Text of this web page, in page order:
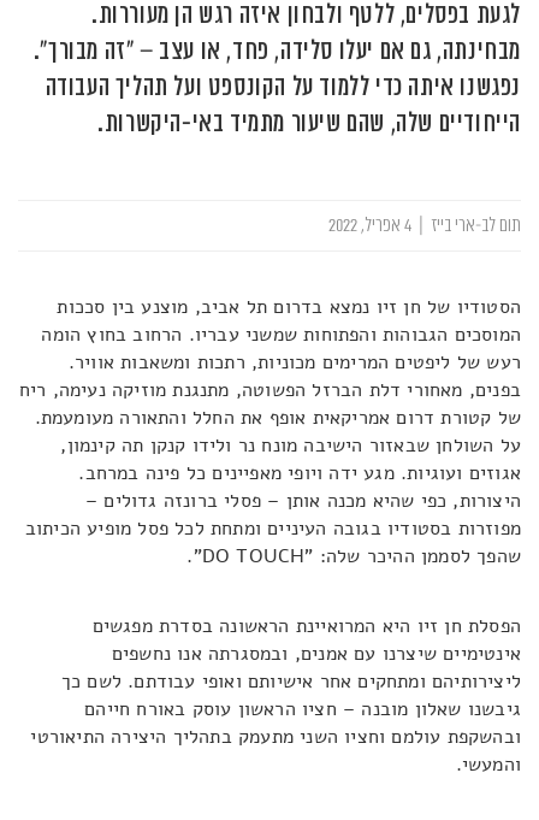
לגעת בפסלים, ללטף ולבחון איזה רגש הן מעוררות.
מבחינתה, גם אם יעלו סלידה, פחד, או עצב – "זה מבורך".
נפגשנו איתה כדי ללמוד על הקונספט ועל תהליך העבודה
הייחודיים שלה, שהם שיעור מתמיד באי-היקשרות.
תום לב-ארי בייז
הסטודיו של חן זיו נמצא בדרום תל אביב, מוצנע בין סככות
המוסכים הגבוהות והפתוחות שמשני עבריו. הרחוב בחוץ הומה
רעש של ליפטים המרימים מכוניות, רתכות ומשאבות אוויר.
בפנים, מאחורי דלת הברזל הפשוטה, מתנגנת מוזיקה נעימה, ריח
של קטורת דרום אמריקאית אופף את החלל והתאורה מעומעמת.
על השולחן שבאזור הישיבה מונח נר ולידו קנקן תה קינמון,
אגוזים ועוגיות. מגע ידה ויופי מאפיינים כל פינה במרחב.
היצורות, כפי שהיא מכנה אותן – פסלי ברונזה גדולים –
מפוזרות בסטודיו בגובה העיניים ומתחת לכל פסל מופיע הכיתוב
שהפך לסממן ההיכר שלה: "DO TOUCH".
הפסלת חן זיו היא המרואיינת הראשונה בסדרת מפגשים
אינטימיים שיצרנו עם אמנים, ובמסגרתה אנו נחשפים
ליצירותיהם ומתחקים אחר אישיותם ואופי עבודתם. לשם כך
גיבשנו שאלון מובנה – חציו הראשון עוסק באורח חייהם
ובהשקפת עולמם וחציו השני מתעמק בתהליך היצירה התיאורטי
והמעשי.